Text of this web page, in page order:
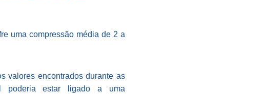
uma compressão média de 2 a
valores encontrados durante as
poderia estar ligado a uma